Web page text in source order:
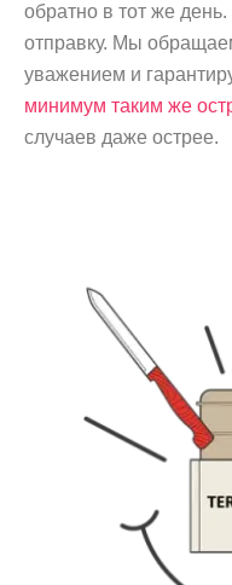
обратно в тот же
отправку. Мы
уважением и
минимум таким же
случаев даже острее.